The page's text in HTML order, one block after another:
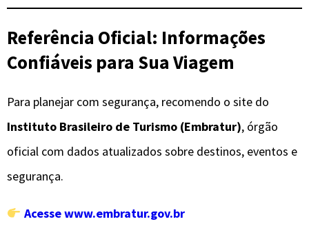
Referência Oficial: Informações
Confiáveis para Sua Viagem
Para planejar com segurança, recomendo o site do
Instituto Brasileiro de Turismo (Embratur), órgão
oficial com dados atualizados sobre destinos, eventos e
segurança.
Acesse www.embratur.gov.br